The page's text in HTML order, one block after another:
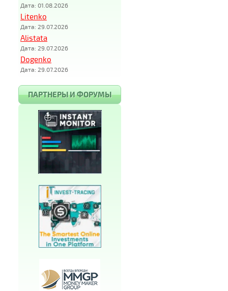
Дата: 01.08.2026
Litenko
Дата: 29.07.2026
Alistata
Дата: 29.07.2026
Dogenko
Дата: 29.07.2026
ПАРТНЕРЫ И ФОРУМЫ